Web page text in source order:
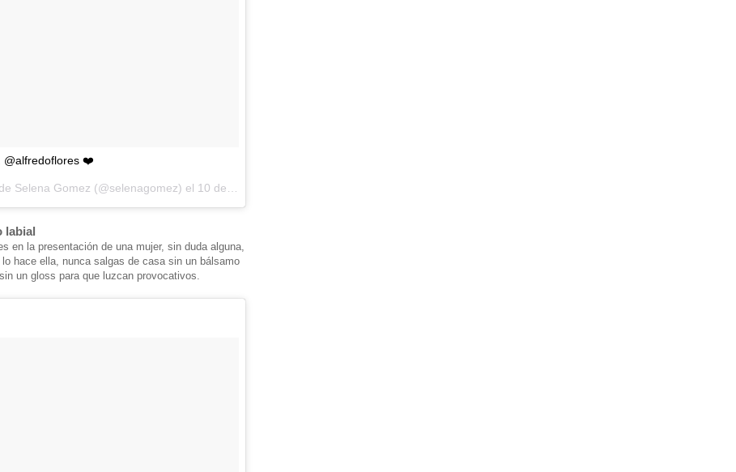
@alfredoflores ❤️
Selena Gomez (@selenagomez) el 10 de May de 2016 a la(s) 12:01 PDT
labial
en la presentación de una mujer, sin duda alguna,
hace ella, nunca salgas de casa sin un bálsamo
un gloss para que luzcan provocativos.